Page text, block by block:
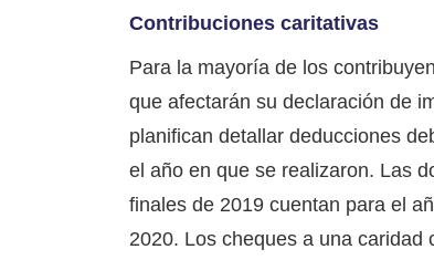
Contribuciones caritativas
Para la mayoría de los
que afectarán su declaración de
planifican detallar deducciones
el año en que se realizaron. Las
finales de 2019 cuentan para el
2020. Los cheques a una